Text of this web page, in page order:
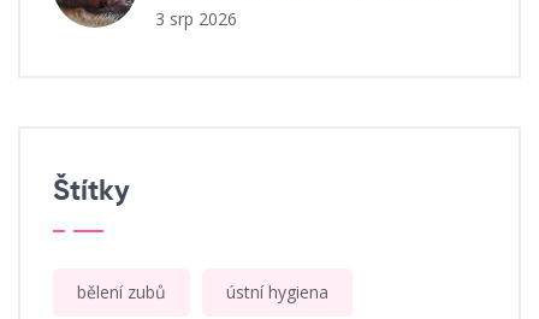
3 srp 2026
Štítky
bělení zubů ústní hygiena